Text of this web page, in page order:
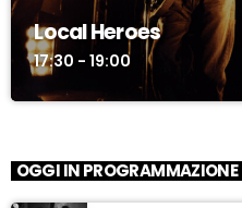
Local Heroes
17:30 - 19:00
OGGI IN PROGRAMMAZIONE